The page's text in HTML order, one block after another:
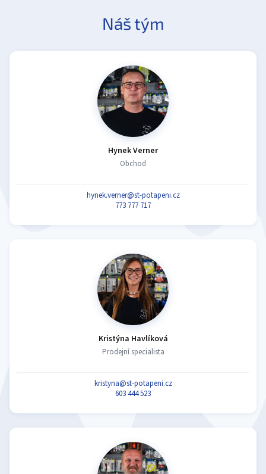
Náš tým
Hynek Verner
Obchod
hynek.verner@st-potapeni.cz
773 777 717
Kristýna Havlíková
Prodejní specialista
kristyna@st-potapeni.cz
603 444 523